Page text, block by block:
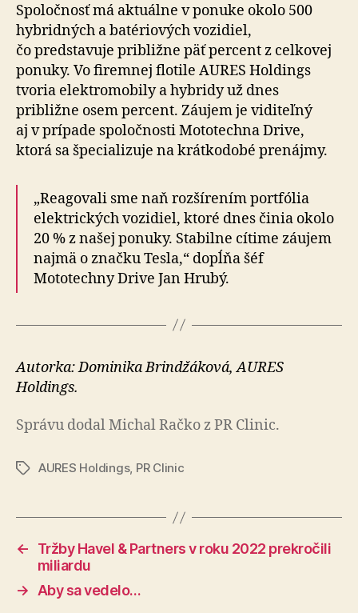
Spoločnosť má aktuálne v ponuke okolo 500
hybridných a batériových vozidiel,
čo predstavuje približne päť percent z celkovej
ponuky. Vo firemnej flotile AURES Holdings
tvoria elektromobily a hybridy už dnes
približne osem percent. Záujem je viditeľný
aj v prípade spoločnosti Mototechna Drive,
ktorá sa špecializuje na krátkodobé prenájmy.
„Reagovali sme naň rozšírením portfólia
elektrických vozidiel, ktoré dnes činia okolo
20 % z našej ponuky. Stabilne cítime záujem
najmä o značku Tesla,“ dopĺňa šéf
Mototechny Drive Jan Hrubý.
Autorka: Dominika Brindžáková, AURES
Holdings.
Správu dodal Michal Račko z PR Clinic.
ZnačkyAURES Holdings, PR Clinic
←
Tržby Havel & Partners v roku 2022 prekročili
miliardu
→
Aby sa vedelo…